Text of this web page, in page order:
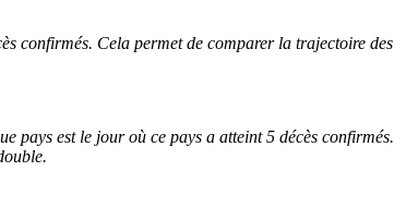
confirmés. Cela permet de comparer la trajectoire des
pays est le jour où ce pays a atteint 5 décès confirmés.